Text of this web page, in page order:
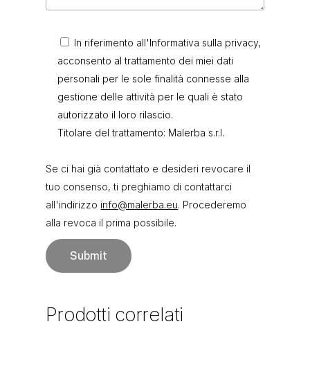
In riferimento all'Informativa sulla privacy,
acconsento al trattamento dei miei dati
personali per le sole finalità connesse alla
gestione delle attività per le quali è stato
autorizzato il loro rilascio.
Titolare del trattamento: Malerba s.r.l.
Se ci hai già contattato e desideri revocare il
tuo consenso, ti preghiamo di contattarci
all'indirizzo info@malerba.eu. Procederemo
alla revoca il prima possibile.
Prodotti correlati